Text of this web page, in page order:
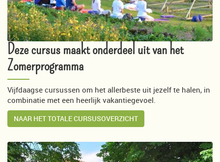
Deze cursus maakt onderdeel uit van het
Zomerprogramma
Vijfdaagse cursussen om het allerbeste uit jezelf te halen, in
combinatie met een heerlijk vakantiegevoel.
NAAR HET TOTALE CURSUSOVERZICHT